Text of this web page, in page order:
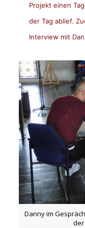
Projekt einen
der Tag ablief.
Interview mit
Danny im
der